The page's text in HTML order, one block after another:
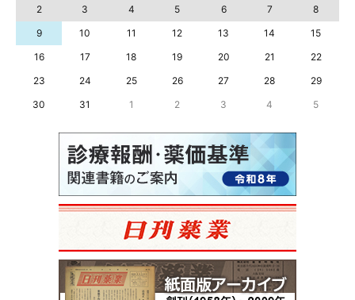
2
3 4 5 6 7
8
9
10 11 12 13 14
15
16
17 18 19 20 21
22
23
24 25 26 27 28
29
30
31 1 2 3 4 5